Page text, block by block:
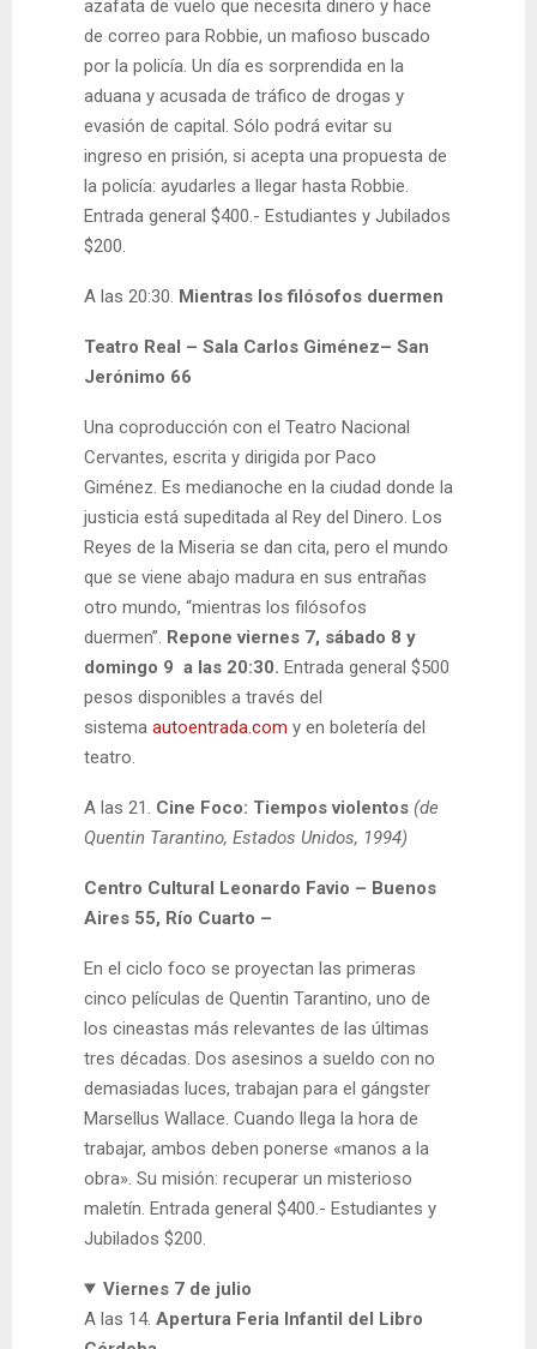
azafata de vuelo que necesita dinero y hace
de correo para Robbie, un mafioso buscado
por la policía. Un día es sorprendida en la
aduana y acusada de tráfico de drogas y
evasión de capital. Sólo podrá evitar su
ingreso en prisión, si acepta una propuesta de
la policía: ayudarles a llegar hasta Robbie.
Entrada general $400.- Estudiantes y Jubilados
$200.
A las 20:30. Mientras los filósofos duermen
Teatro Real – Sala Carlos Giménez– San
Jerónimo 66
Una coproducción con el Teatro Nacional
Cervantes, escrita y dirigida por Paco
Giménez. Es medianoche en la ciudad donde la
justicia está supeditada al Rey del Dinero. Los
Reyes de la Miseria se dan cita, pero el mundo
que se viene abajo madura en sus entrañas
otro mundo, “mientras los filósofos
duermen”. Repone viernes 7, sábado 8 y
domingo 9 a las 20:30. Entrada general $500
pesos disponibles a través del
sistema autoentrada.com y en boletería del
teatro.
A las 21. Cine Foco: Tiempos violentos (de
Quentin Tarantino, Estados Unidos, 1994)
Centro Cultural Leonardo Favio – Buenos
Aires 55, Río Cuarto –
En el ciclo foco se proyectan las primeras
cinco películas de Quentin Tarantino, uno de
los cineastas más relevantes de las últimas
tres décadas. Dos asesinos a sueldo con no
demasiadas luces, trabajan para el gángster
Marsellus Wallace. Cuando llega la hora de
trabajar, ambos deben ponerse «manos a la
obra». Su misión: recuperar un misterioso
maletín. Entrada general $400.- Estudiantes y
Jubilados $200.
Viernes 7 de julio
A las 14. Apertura Feria Infantil del Libro